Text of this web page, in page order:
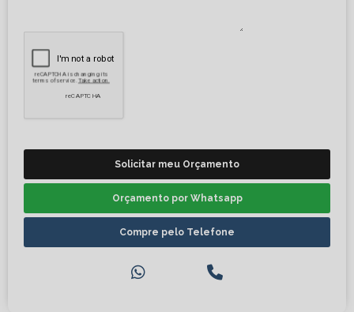
Solicitar meu Orçamento
Orçamento por Whatsapp
Compre pelo Telefone